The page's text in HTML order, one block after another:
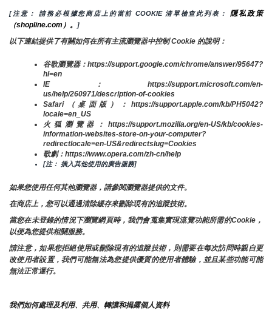
[注意： 請務必根據您商店上的當前 COOKIE 清單檢查此列表： 隱私政策
（shopline.com）。
]
以下連結提供了有關如何在所有主流瀏覽器中控制 Cookie 的說明：
谷歌瀏覽器：https://support.google.com/chrome/answer/95647?
hl=en
IE：https://support.microsoft.com/en-
us/help/260971/description-of-cookies
Safari（桌面版）：https://support.apple.com/kb/PH5042?
locale=en_US
火狐瀏覽器：https://support.mozilla.org/en-US/kb/cookies-
information-websites-store-on-your-computer?
redirectlocale=en-US&redirectslug=Cookies
歌劇：https://www.opera.com/zh-cn/help
[注： 插入其他使用的廣告服務]
如果您使用任何其他瀏覽器，請參閱瀏覽器提供的文件。
在商店上，您可以通過清除緩存來刪除現有的追蹤技術。
當您在未登錄的情況下瀏覽網頁時，我們會蒐集實現流覽功能所需的Cookie，
以便為您提供相關服務。
請注意，如果您拒絕使用或刪除現有的追蹤技術，則需要在每次訪問時親自更
改使用者設置，我們可能無法為您提供優質的使用者體驗，並且某些功能可能
無法正常運行。
我們如何處理及利用、共用、轉讓和揭露個人資料